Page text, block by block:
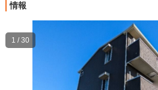
情報
1 / 30